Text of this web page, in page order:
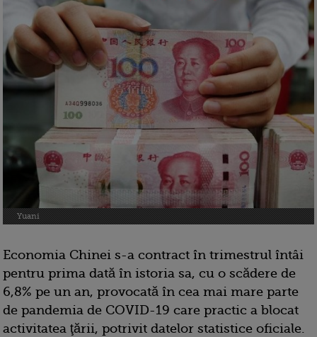
Yuani
Economia Chinei s-a contract în trimestrul întâi
pentru prima dată în istoria sa, cu o scădere de
6,8% pe un an, provocată în cea mai mare parte
de pandemia de COVID-19 care practic a blocat
activitatea ţării, potrivit datelor statistice oficiale.